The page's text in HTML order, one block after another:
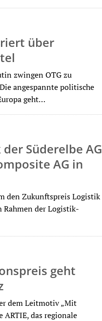
über
zwingen OTG zu
angespannte politische
geht…
Süderelbe AG
AG in
den Zukunftspreis Logistik
Rahmen der Logistik-
geht
dem Leitmotiv „Mit
das regionale